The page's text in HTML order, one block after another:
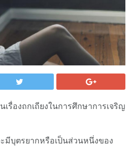
เรื่องถกเถียงในการศึกษาการเจริญ
มีบุตรยากหรือเป็นส่วนหนึ่งของ